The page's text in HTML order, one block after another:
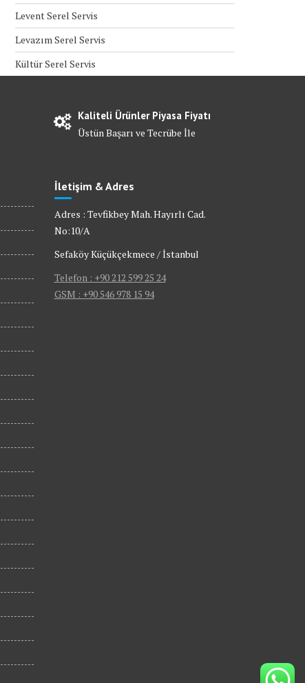
Levent Serel Servis
Levazım Serel Servis
Kültür Serel Servis
Kaliteli Ürünler Piyasa Fiyatı
Üstün Başarı ve Tecrübe İle
İletişim & Adres
Adres : Tevfikbey Mah. Hayırlı Cad.
No:10/A
Sefaköy Küçükçekmece / İstanbul
Telefon : +90 212 599 25 24
GSM : +90 546 978 15 94